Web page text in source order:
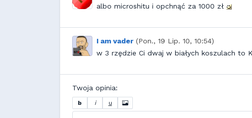
albo microshitu i opchnąć za 1000 zł
I am vader (Pon., 19 Lip. 10, 10:54)
w 3 rzędzie Ci dwaj w białych koszulach to
Twoja opinia:
b i u